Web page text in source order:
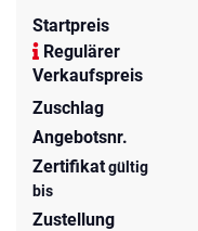
Startpreis
Regulärer
Verkaufspreis
Zuschlag
Angebotsnr.
Zertifikatgültig
bis
Zustellung